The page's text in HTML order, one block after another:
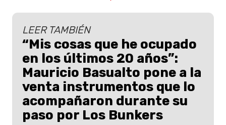
LEER TAMBIÉN
“Mis cosas que he ocupado
en los últimos 20 años”:
Mauricio Basualto pone a la
venta instrumentos que lo
acompañaron durante su
paso por Los Bunkers